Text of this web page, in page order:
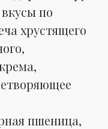
по
хрустящего
пшеница,